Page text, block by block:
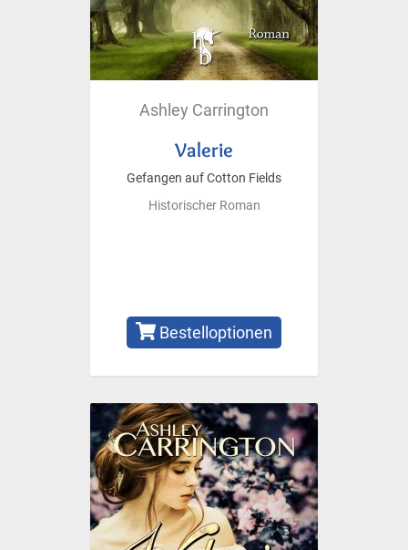
Ashley Carrington
Valerie
Gefangen auf Cotton Fields
Historischer Roman
Bestelloptionen